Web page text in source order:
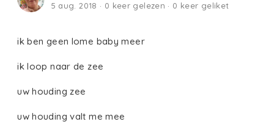
5 aug. 2018 · 0 keer gelezen · 0 keer geliket
ik ben geen lome baby meer
ik loop naar de zee
uw houding zee
uw houding valt me mee